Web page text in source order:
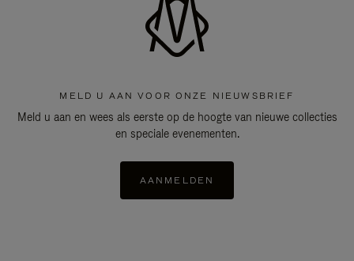
MELD U AAN VOOR ONZE NIEUWSBRIEF
Meld u aan en wees als eerste op de hoogte van nieuwe collecties
en speciale evenementen.
AANMELDEN